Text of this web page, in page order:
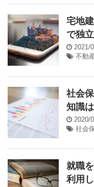
宅地
で独
2021/
不動
社会
知識
2020/
社会
就職
利用